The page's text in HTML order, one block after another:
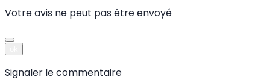
Votre avis ne peut pas être envoyé
Signaler le commentaire